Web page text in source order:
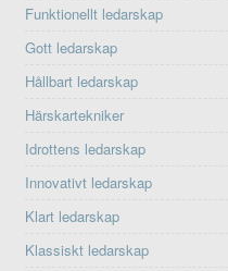
Funktionellt ledarskap
Gott ledarskap
Hållbart ledarskap
Härskartekniker
Idrottens ledarskap
Innovativt ledarskap
Klart ledarskap
Klassiskt ledarskap